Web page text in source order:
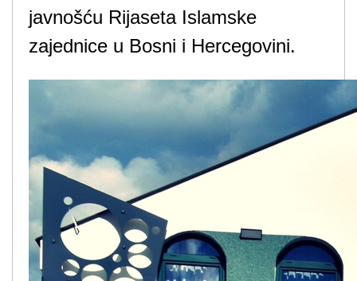
javnošću Rijaseta Islamske
zajednice u Bosni i Hercegovini.